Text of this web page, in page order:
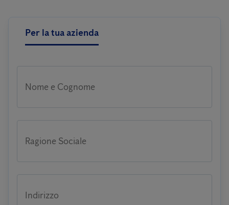
Per la tua azienda
Nome e Cognome
Ragione Sociale
Indirizzo